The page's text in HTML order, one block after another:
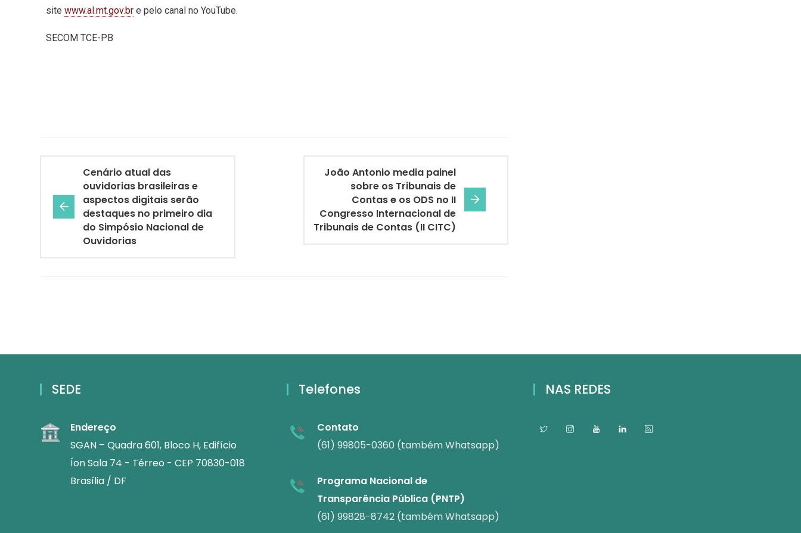
site www.al.mt.gov.br e pelo canal no YouTube.
SECOM TCE-PB
​Cenário atual das
ouvidorias brasileiras e
aspectos digitais serão
destaques no primeiro dia
do Simpósio Nacional de
Ouvidorias
João Antonio media painel
sobre os Tribunais de
Contas e os ODS no II
Congresso Internacional de
Tribunais de Contas (II CITC)
SEDE
Endereço
SGAN – Quadra 601, Bloco H, Edifício
Íon Sala 74 - Térreo - CEP 70830-018
Brasília / DF
Telefones
Contato
(61) 99805-0360 (também Whatsapp)
Programa Nacional de
Transparência Pública (PNTP)
(61) 99828-8742 (também Whatsapp)
NAS REDES